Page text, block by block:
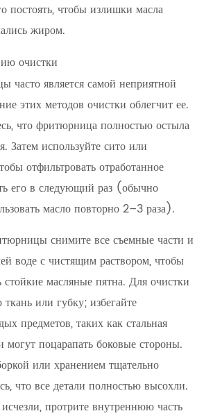
постоять, чтобы излишки масла
жиром.
очистки
часто является самой неприятной
этих методов очистки облегчит ее.
что фритюрница полностью остыла
Затем используйте сито или
отфильтровать отработанное
его в следующий раз (обычно
масло повторно 2–3 раза).
снимите все съемные части и
воде с чистящим раствором, чтобы
масляные пятна. Для очистки
или губку; избегайте
предметов, таких как стальная
могут поцарапать боковые стороны.
или хранением тщательно
что все детали полностью высохли.
протрите внутреннюю часть